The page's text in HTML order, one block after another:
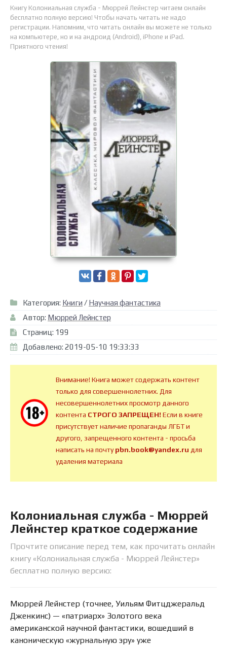
Книгу Колониальная служба - Мюррей Лейнстер читаем онлайн
бесплатно полную версию! Чтобы начать читать не надо
регистрации. Напомним, что читать онлайн вы можете не только
на компьютере, но и на андроид (Android), iPhone и iPad.
Приятного чтения!
Категория: Книги / Научная фантастика
Автор: Мюррей Лейнстер
Страниц: 199
Добавлено: 2019-05-10 19:33:33
Внимание! Книга может содержать контент
только для совершеннолетних. Для
несовершеннолетних просмотр данного
контента СТРОГО ЗАПРЕЩЕН!Если в книге
присутствует наличие пропаганды ЛГБТ и
другого, запрещенного контента - просьба
написать на почтуpbn.book@yandex.ru для
удаления материала
Колониальная служба - Мюррей
Лейнстер краткое содержание
Прочтите описание перед тем, как прочитать онлайн
книгу «Колониальная служба - Мюррей Лейнстер»
бесплатно полную версию:
Мюррей Лейнстер (точнее, Уильям Фитцджеральд
Дженкинс) — «патриарх» Золотого века
американской научной фантастики, вошедший в
каноническую «журнальную эру» уже